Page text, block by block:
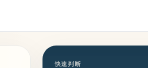
快速判断